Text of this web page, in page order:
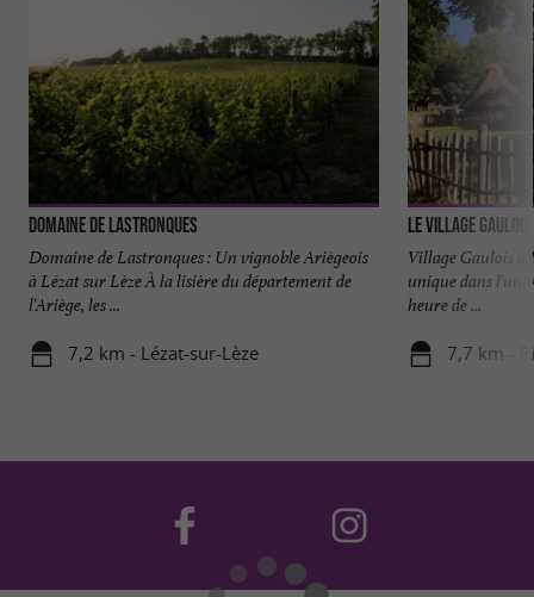
Domaine de Lastronques
Domaine de Lastronques : Un vignoble Ariègeois
à Lézat sur Lèze À la lisière du département de
l'Ariège, les ...
7,2 km - Lézat-sur-Lèze
Le Village
Village Gaulois à
unique dans
heure de ...
7,7 km -